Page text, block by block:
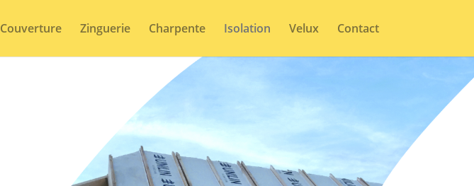
Couverture Zinguerie Charpente Isolation Velux Contact